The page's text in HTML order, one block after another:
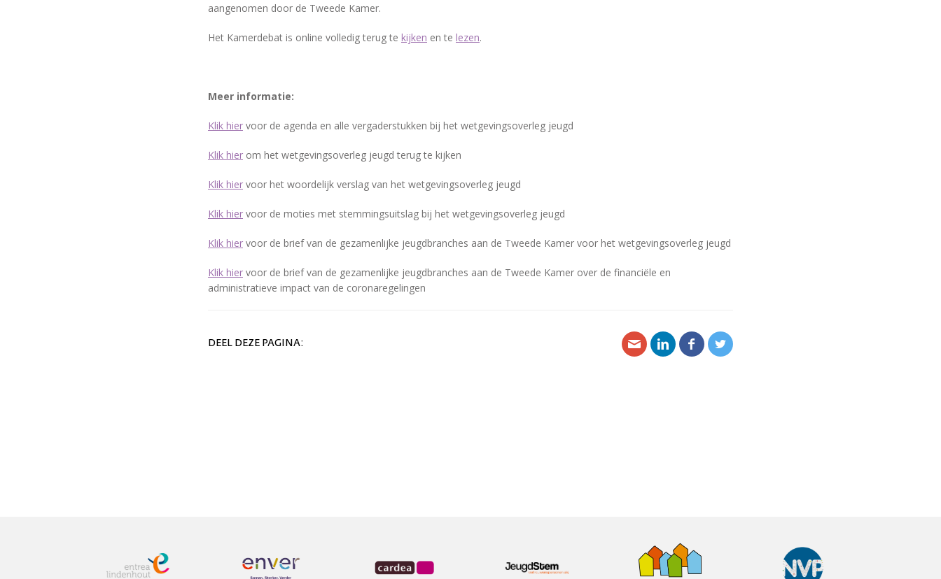
aangenomen door de Tweede Kamer.
Het Kamerdebat is online volledig terug te kijken en te lezen.
Meer informatie:
Klik hier voor de agenda en alle vergaderstukken bij het wetgevingsoverleg jeugd
Klik hier om het wetgevingsoverleg jeugd terug te kijken
Klik hier voor het woordelijk verslag van het wetgevingsoverleg jeugd
Klik hier voor de moties met stemmingsuitslag bij het wetgevingsoverleg jeugd
Klik hier voor de brief van de gezamenlijke jeugdbranches aan de Tweede Kamer voor het wetgevingsoverleg jeugd
Klik hier voor de brief van de gezamenlijke jeugdbranches aan de Tweede Kamer over de financiële en
administratieve impact van de coronaregelingen
DEEL DEZE PAGINA: